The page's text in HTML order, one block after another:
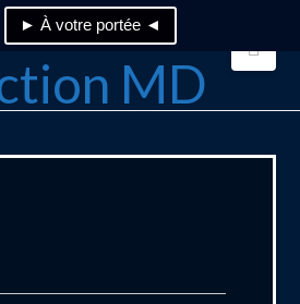
► À votre portée ◄